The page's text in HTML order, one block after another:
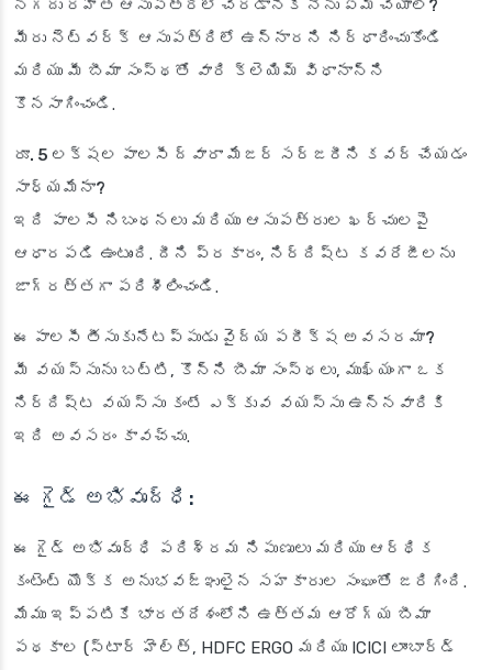
నగదు రహిత ఆసుపత్రిలో చేరడానికి నేను ఏమి చేయాలి?
మీరు నెట్‌వర్క్ ఆసుపత్రిలో ఉన్నారని నిర్ధారించుకోండి
మరియు మీ బీమా సంస్థతో వారి క్లెయిమ్ విధానాన్ని
కొనసాగించండి.
రూ. 5 లక్షల పాలసీ ద్వారా మేజర్ సర్జరీని కవర్ చేయడం
సాధ్యమేనా?
ఇది పాలసీ నిబంధనలు మరియు ఆసుపత్రుల ఖర్చులపై
ఆధారపడి ఉంటుంది. దీని ప్రకారం, నిర్దిష్ట కవరేజీలను
జాగ్రత్తగా పరిశీలించండి.
ఈ పాలసీ తీసుకునేటప్పుడు వైద్య పరీక్ష అవసరమా?
మీ వయస్సును బట్టి, కొన్ని బీమా సంస్థలు, ముఖ్యంగా ఒక
నిర్దిష్ట వయస్సు కంటే ఎక్కువ వయస్సు ఉన్నవారికి
ఇది అవసరం కావచ్చు.
ఈ గైడ్ అభివృద్ధి:
ఈ గైడ్ అభివృద్ధి పరిశ్రమ నిపుణులు మరియు ఆర్థిక
కంటెంట్ యొక్క అనుభవజ్ఞులైన సహకారుల సంఘంతో జరిగింది.
మేము ఇప్పటికే భారతదేశంలోని ఉత్తమ ఆరోగ్య బీమా
పథకాల (స్టార్ హెల్త్, HDFC ERGO మరియు ICICI లాంబార్డ్